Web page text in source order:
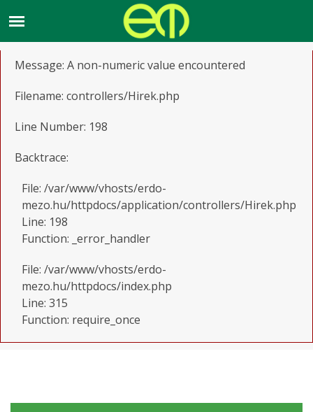
A PHP Error was encountered
Message: A non-numeric value encountered
Filename: controllers/Hirek.php
Line Number: 198
Backtrace:
File: /var/www/vhosts/erdo-
mezo.hu/httpdocs/application/controllers/Hirek.php
Line: 198
Function: _error_handler
File: /var/www/vhosts/erdo-
mezo.hu/httpdocs/index.php
Line: 315
Function: require_once